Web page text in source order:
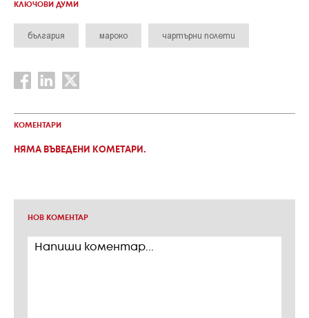
КЛЮЧОВИ ДУМИ
българия мароко чартърни полети
КОМЕНТАРИ
НЯМА ВЪВЕДЕНИ КОМЕТАРИ.
НОВ КОМЕНТАР